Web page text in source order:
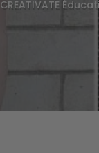
CREATIVATE